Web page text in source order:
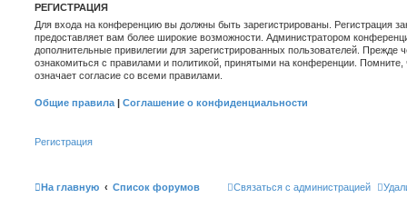
РЕГИСТРАЦИЯ
Для входа на конференцию вы должны быть зарегистрированы. Регистрация
предоставляет вам более широкие возможности. Администратором
дополнительные привилегии для зарегистрированных пользователей. Прежде
ознакомиться с правилами и политикой, принятыми на конференции.
означает согласие со всеми правилами.
Общие правила | Соглашение о конфиденциальности
Регистрация
На главную Список форумов Связаться с администрацией